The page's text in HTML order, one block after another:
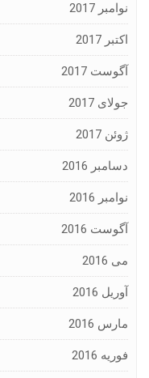
نوامبر 2017
اکتبر 2017
آگوست 2017
جولای 2017
ژوئن 2017
دسامبر 2016
نوامبر 2016
آگوست 2016
می 2016
آوریل 2016
مارس 2016
فوریه 2016